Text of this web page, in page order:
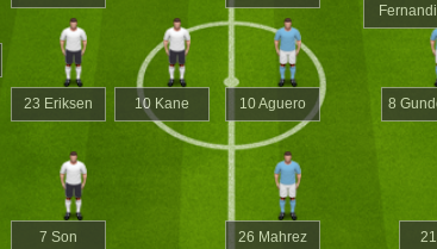
8
7 Son
23 Eriksen 10 Aguero
10 Kane
26 Mahrez